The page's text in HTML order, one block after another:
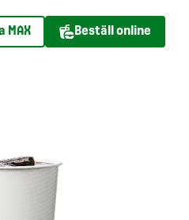
MAX Beställ online